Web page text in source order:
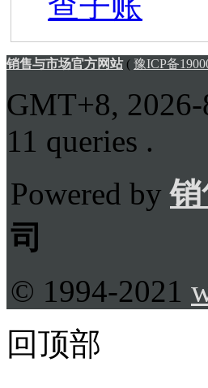
销售与市场官方网站( 豫ICP备
GMT+8,
11 queries .
Powered by销
司
© 1994-2021
回顶部